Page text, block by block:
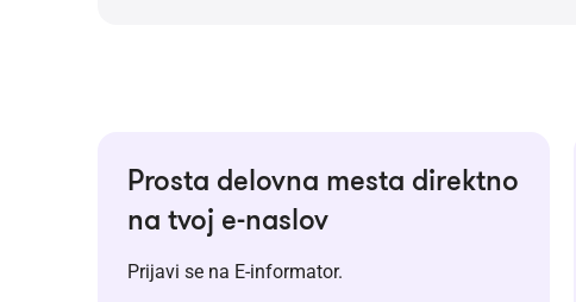
Prosta delovna mesta direktno
na tvoj e-naslov
Prijavi se na E-informator.